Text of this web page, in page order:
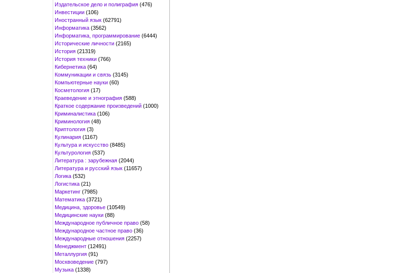
Издательское дело и полиграфия (476)
Инвестиции (106)
Иностранный язык (62791)
Информатика (3562)
Информатика, программирование (6444)
Исторические личности (2165)
История (21319)
История техники (766)
Кибернетика (64)
Коммуникации и связь (3145)
Компьютерные науки (60)
Косметология (17)
Краеведение и этнография (588)
Краткое содержание произведений (1000)
Криминалистика (106)
Криминология (48)
Криптология (3)
Кулинария (1167)
Культура и искусство (8485)
Культурология (537)
Литература : зарубежная (2044)
Литература и русский язык (11657)
Логика (532)
Логистика (21)
Маркетинг (7985)
Математика (3721)
Медицина, здоровье (10549)
Медицинские науки (88)
Международное публичное право (58)
Международное частное право (36)
Международные отношения (2257)
Менеджмент (12491)
Металлургия (91)
Москвоведение (797)
Музыка (1338)